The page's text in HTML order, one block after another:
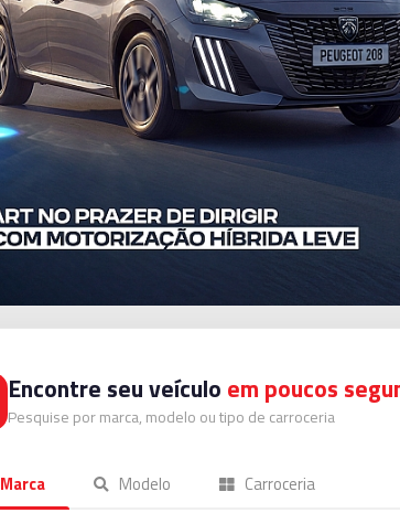
Encontre seu veículo em poucos
Pesquise por marca, modelo ou tipo de carroceria
Marca Modelo Carroceria